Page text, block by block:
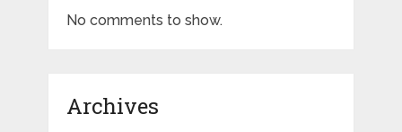
No comments to show.
Archives